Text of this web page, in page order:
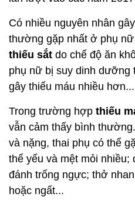
Có nhiều nguyên nhân
thường gặp nhất ở phụ
thiếu sắt do chế độ ăn
phụ nữ bị suy dinh dưỡng
gây thiếu máu nhiều hơn...
Trong trường hợp thiếu
vẫn cảm thấy bình
và nặng, thai phụ có thể
thể yếu và mệt mỏi nhiều;
đánh trống ngực; thở
hoặc ngất...